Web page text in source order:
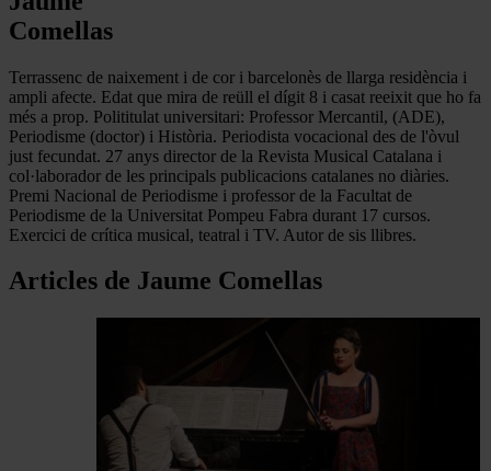
Comellas
Terrassenc de naixement i de cor i barcelonès de llarga residència i
ampli afecte. Edat que mira de reüll el dígit 8 i casat reeixit que ho fa
més a prop. Polititulat universitari: Professor Mercantil, (ADE),
Periodisme (doctor) i Història. Periodista vocacional des de l'òvul
just fecundat. 27 anys director de la Revista Musical Catalana i
col·laborador de les principals publicacions catalanes no diàries.
Premi Nacional de Periodisme i professor de la Facultat de
Periodisme de la Universitat Pompeu Fabra durant 17 cursos.
Exercici de crítica musical, teatral i TV. Autor de sis llibres.
Articles de Jaume Comellas